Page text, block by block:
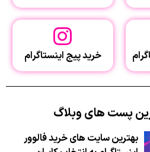
خرید پیج اینستاگرام
پست های وبلاگ
بهترین سایت‌ های خرید فالوور